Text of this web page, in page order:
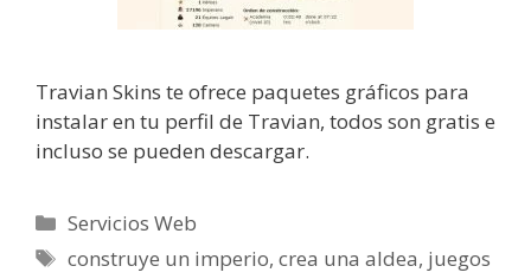
Travian Skins te ofrece paquetes gráficos para
instalar en tu perfil de Travian, todos son gratis e
incluso se pueden descargar.
Categorías
Servicios Web
Etiquetas
construye un imperio,crea una aldea, juegos